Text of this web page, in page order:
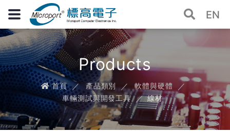
EN
Products
首頁 產品類別
軟體與硬體
車輛測試與開發工具
線材